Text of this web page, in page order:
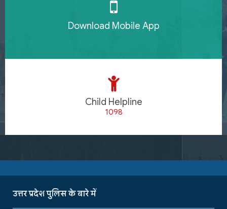
Download Mobile App
Child Helpline
1098
उत्तर प्रदेश पुलिस के बारे में